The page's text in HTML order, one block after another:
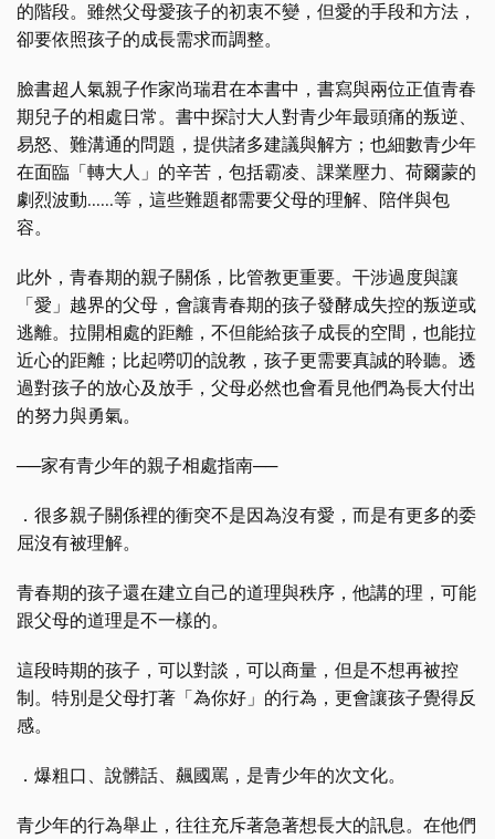
的階段。雖然父母愛孩子的初衷不變，但愛的手段和方法，
卻要依照孩子的成長需求而調整。
臉書超人氣親子作家尚瑞君在本書中，書寫與兩位正值青春
期兒子的相處日常。書中探討大人對青少年最頭痛的叛逆、
易怒、難溝通的問題，提供諸多建議與解方；也細數青少年
在面臨「轉大人」的辛苦，包括霸凌、課業壓力、荷爾蒙的
劇烈波動......等，這些難題都需要父母的理解、陪伴與包
容。
此外，青春期的親子關係，比管教更重要。干涉過度與讓
「愛」越界的父母，會讓青春期的孩子發酵成失控的叛逆或
逃離。拉開相處的距離，不但能給孩子成長的空間，也能拉
近心的距離；比起嘮叨的說教，孩子更需要真誠的聆聽。透
過對孩子的放心及放手，父母必然也會看見他們為長大付出
的努力與勇氣。
──家有青少年的親子相處指南──
．很多親子關係裡的衝突不是因為沒有愛，而是有更多的委
屈沒有被理解。
青春期的孩子還在建立自己的道理與秩序，他講的理，可能
跟父母的道理是不一樣的。
這段時期的孩子，可以對談，可以商量，但是不想再被控
制。特別是父母打著「為你好」的行為，更會讓孩子覺得反
感。
．爆粗口、說髒話、飆國罵，是青少年的次文化。
青少年的行為舉止，往往充斥著急著想長大的訊息。在他們